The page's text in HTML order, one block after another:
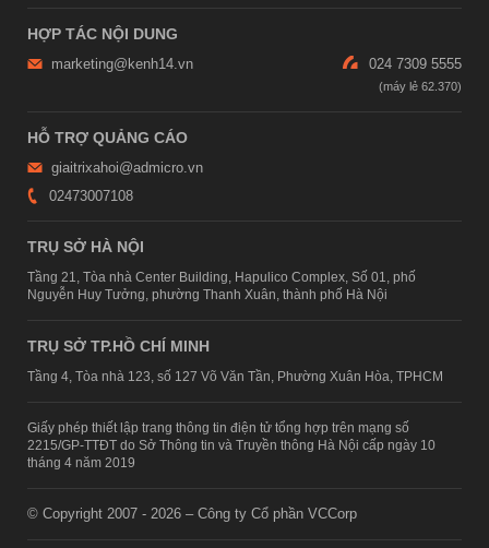
HỢP TÁC NỘI DUNG
marketing@kenh14.vn 024 7309 5555
HỖ TRỢ QUẢNG CÁO
giaitrixahoi@admicro.vn
02473007108
TRỤ SỞ HÀ NỘI
Tầng 21, Tòa nhà Center Building, Hapulico Complex, Số 01, phố
Nguyễn Huy Tưởng, phường Thanh Xuân, thành phố Hà Nội
TRỤ SỞ TP.HỒ CHÍ MINH
Tầng 4, Tòa nhà 123, số 127 Võ Văn Tần, Phường Xuân Hòa, TPHCM
Giấy phép thiết lập trang thông tin điện tử tổng hợp trên mạng số
2215/GP-TTĐT do Sở Thông tin và Truyền thông Hà Nội cấp ngày 10
tháng 4 năm 2019
© Copyright 2007 - 2026 – Công ty Cổ phần VCCorp